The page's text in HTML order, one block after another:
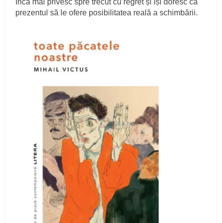
prezentul să le ofere posibilitatea reală a schimbării.